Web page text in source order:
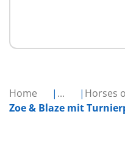
Home ...
Horses
Zoe & Blaze mit